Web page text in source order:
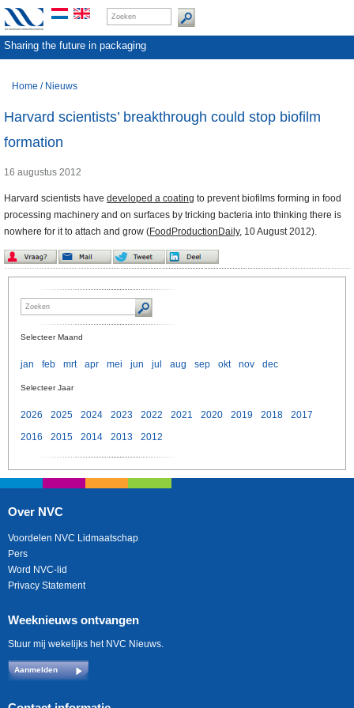
Sharing the future in packaging
Home / Nieuws
Harvard scientists’ breakthrough could stop biofilm
formation
16 augustus 2012
Harvard scientists have developed a coating to prevent biofilms forming in food
processing machinery and on surfaces by tricking bacteria into thinking there is
nowhere for it to attach and grow (FoodProductionDaily, 10 August 2012).
Selecteer Maand
jan feb mrt apr mei jun jul aug sep okt nov dec
Selecteer Jaar
2026 2025 2024 2023 2022 2021 2020 2019 2018
2017
2016
2015 2014 2013 2012
Over NVC
Voordelen NVC Lidmaatschap
Pers
Word NVC-lid
Privacy Statement
Weeknieuws ontvangen
Stuur mij wekelijks het NVC Nieuws.
Aanmelden